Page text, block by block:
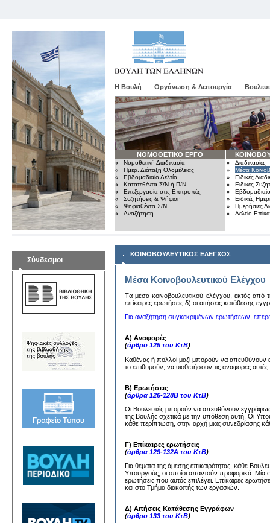
Η Βουλή Οργάνωση & Λειτουργία
ΝΟΜΟΘΕΤΙΚΟ ΕΡΓΟ
Νομοθετική Διαδικασία
Ημερ. Διάταξη Ολομέλειας
Εβδομαδιαίο Δελτίο
Κατατεθέντα Σ/Ν ή Π/Ν
Επεξεργασία στις Επιτροπές
Συζητήσεις & Ψήφιση
Ψηφισθέντα Σ/Ν
Αναζήτηση
Διαδικασίες
Μέσα
Ειδικές
Ειδικές
Εβδομαδιαίο
Ειδικές
Ημερήσιες
Δελτίο
Σύνδεσμοι
ΚΟΙΝΟΒΟΥΛΕΥΤΙΚΟΣ ΕΛΕΓΧΟΣ
Μέσα Κοινοβουλευτικού Ελέγχου
Tα μέσα κoινoβoυλευτικoύ ελέγχoυ, εκτός από
επίκαιρες ερωτήσεις δ) oι αιτήσεις κατάθεσης
Για αναζήτηση συγκεκριμένων ερωτήσεων,
Α) Αναφορές
(άρθρο 125 του ΚτΒ)
Καθένας ή πολλοί μαζί μπορούν να
το επιθυμούν, να υιοθετήσουν τις αναφορές
Β) Ερωτήσεις
(άρθρα 126-128Β του ΚτΒ)
Οι Βουλευτές μπορούν να απευθύνουν
της Βουλής σχετικά με την υπόθεση αυτή. Οι
κάθε περίπτωση, στην αρχή μιας συνεδρίασης
Γ) Επίκαιρες ερωτήσεις
(άρθρα 129-132Α του ΚτΒ)
Για θέματα της άμεσης επικαιρότητας, κάθε
Υπουργούς, οι οποίοι απαντούν προφορικά. Μία
ερωτήσεις που αυτός επιλέγει. Επίκαιρες
και στο Τμήμα διακοπής των εργασιών.
Δ) Αιτήσεις Κατάθεσης Εγγράφων
(άρθρο 133 του ΚτΒ)